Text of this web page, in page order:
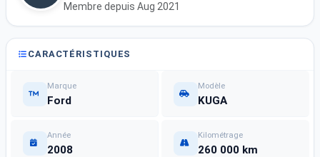
Membre depuis Aug 2021
CARACTÉRISTIQUES
Marque
Ford
Modèle
KUGA
Année
2008
Kilométrage
260 000 km